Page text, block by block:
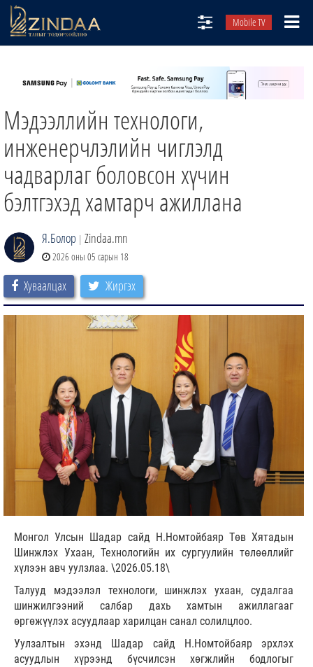
Mobile TV
ТВ8
ӨГЛӨӨНИЙ СОНИН
АУДИО ЗОХИОЛ
Мэдээллийн технологи,
инженерчлэлийн чиглэлд
чадварлаг боловсон хүчин
бэлтгэхэд хамтарч ажиллана
Я.Болор | Zindaa.mn
2026 оны 05 сарын 18
Хуваалцах Жиргэх
Монгол Улсын Шадар сайд Н.Номтойбаяр Төв Хятадын
Шинжлэх Ухаан, Технологийн их сургуулийн төлөөллийг
хүлээн авч уулзлаа. \2026.05.18\
Талууд мэдээлэл технологи, шинжлэх ухаан, судалгаа
шинжилгээний салбар дахь хамтын ажиллагааг
өргөжүүлэх асуудлаар харилцан санал солилцлоо.
Уулзалтын эхэнд Шадар сайд Н.Номтойбаяр эрхлэх
асуудлын хүрээнд бүсчилсэн хөгжлийн бодлогыг